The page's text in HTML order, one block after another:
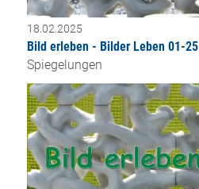
18.02.2025
Bild erleben - Bilder Leben 01-25
Spiegelungen